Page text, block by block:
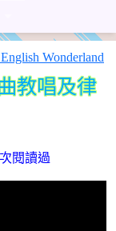
教唱及律
閱讀過